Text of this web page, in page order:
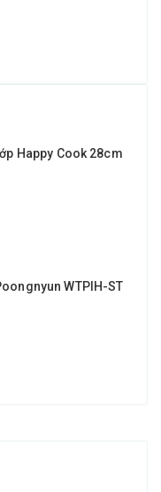
Happy Cook 28cm
WTPIH-ST